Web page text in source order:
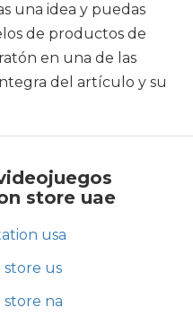
una idea y puedas
de productos de
en una de las
del artículo y su
store uae
usa
store us
store na